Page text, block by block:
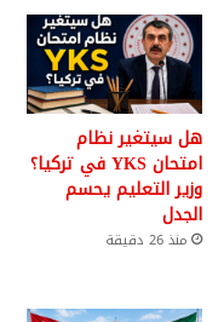
هل سيتغير نظام
امتحان YKS في تركيا؟
وزير التعليم يحسم
الجدل
منذ 26 دقيقة